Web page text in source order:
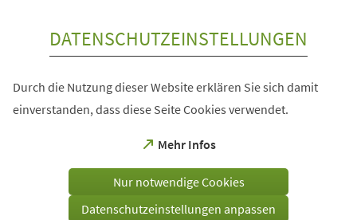
DATENSCHUTZEINSTELLUNGEN
Durch die Nutzung dieser Website erklären Sie sich damit
einverstanden, dass diese Seite Cookies verwendet.
Mehr Infos
(Öffnet
einem
Tab)
Nur notwendige Cookies
Datenschutzeinstellungen anpassen